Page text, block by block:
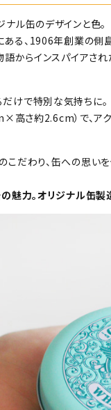
ナル缶のデザインと色。
る、1906年創業の側
語からインスパイアさ
けで特別な気持ちに。
さ約2.6cm）で、ア
こだわり、缶への思い
の魅力。オリジナル缶